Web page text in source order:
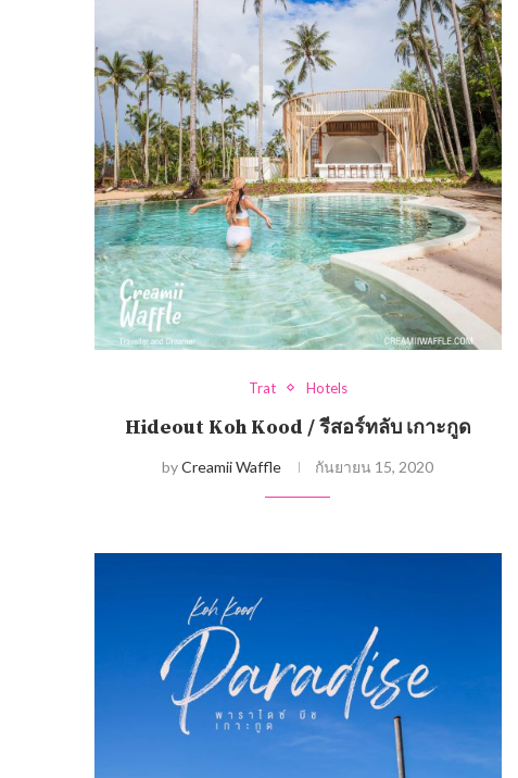
Trat Hotels
Hideout Koh Kood / รีสอร์ทลับ เกาะกูด
byCreamii Waffle กันยายน 15, 2020